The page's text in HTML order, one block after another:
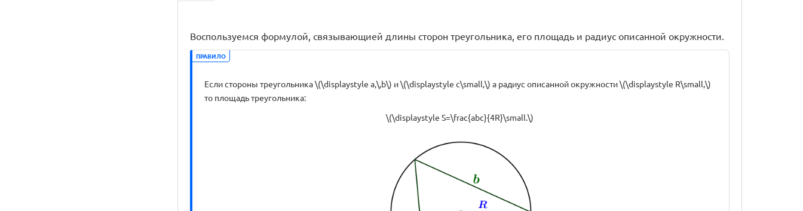
Воспользуемся формулой, связывающией длины сторон треугольника, его площадь и радиус описанной окружности.
ПРАВИЛО
Если стороны треугольника \(\displaystyle a,\,b\) и \(\displaystyle c\small,\) а радиус описанной окружности \(\displaystyle R\small,\)
то площадь треугольника:
\(\displaystyle S=\frac{abc}{4R}\small.\)